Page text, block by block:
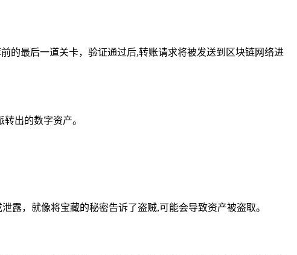
的最后一道关卡，验证通过后,转账请求将被发送到区块链网络进
出的数字资产。
露，就像将宝藏的秘密告诉了盗贼,可能会导致资产被盗取。